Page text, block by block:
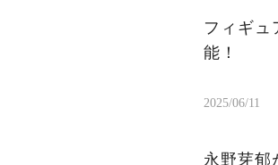
フィギュ
能！
2025/06/11
永野芽郁